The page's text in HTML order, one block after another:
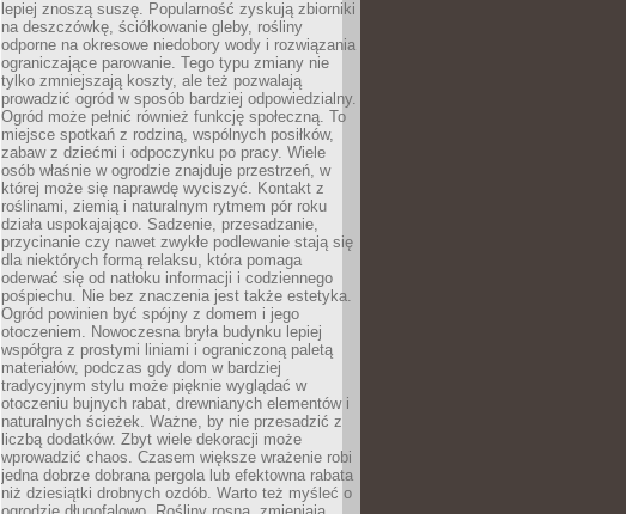
lepiej znoszą suszę. Popularność zyskują zbiorniki
na deszczówkę, ściółkowanie gleby, rośliny
odporne na okresowe niedobory wody i rozwiązania
ograniczające parowanie. Tego typu zmiany nie
tylko zmniejszają koszty, ale też pozwalają
prowadzić ogród w sposób bardziej odpowiedzialny.
Ogród może pełnić również funkcję społeczną. To
miejsce spotkań z rodziną, wspólnych posiłków,
zabaw z dziećmi i odpoczynku po pracy. Wiele
osób właśnie w ogrodzie znajduje przestrzeń, w
której może się naprawdę wyciszyć. Kontakt z
roślinami, ziemią i naturalnym rytmem pór roku
działa uspokajająco. Sadzenie, przesadzanie,
przycinanie czy nawet zwykłe podlewanie stają się
dla niektórych formą relaksu, która pomaga
oderwać się od natłoku informacji i codziennego
pośpiechu. Nie bez znaczenia jest także estetyka.
Ogród powinien być spójny z domem i jego
otoczeniem. Nowoczesna bryła budynku lepiej
współgra z prostymi liniami i ograniczoną paletą
materiałów, podczas gdy dom w bardziej
tradycyjnym stylu może pięknie wyglądać w
otoczeniu bujnych rabat, drewnianych elementów i
naturalnych ścieżek. Ważne, by nie przesadzić z
liczbą dodatków. Zbyt wiele dekoracji może
wprowadzić chaos. Czasem większe wrażenie robi
jedna dobrze dobrana pergola lub efektowna rabata
niż dziesiątki drobnych ozdób. Warto też myśleć o